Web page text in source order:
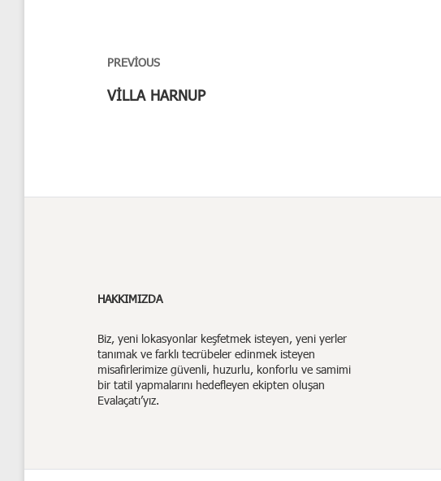
PREVIOUS
Previous
VİLLA HARNUP
HAKKIMIZDA
Biz, yeni lokasyonlar keşfetmek isteyen, yeni yerler
tanımak ve farklı tecrübeler edinmek isteyen
misafirlerimize güvenli, huzurlu, konforlu ve samimi
bir tatil yapmalarını hedefleyen ekipten oluşan
Evalaçatı’yız.